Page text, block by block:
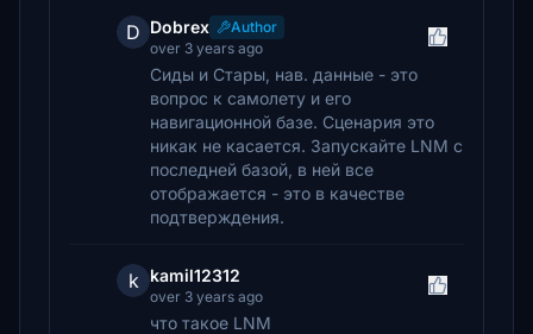
D Dobrex
Author
over 3 years ago
Сиды и Стары, нав. данные - это
вопрос к самолету и его
навигационной базе. Сценария это
никак не касается. Запускайте LNM с
последней базой, в ней все
отображается - это в качестве
подтверждения.
k kamil12312
over 3 years ago
что такое LNM